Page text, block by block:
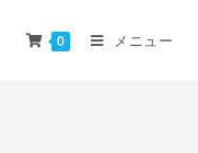
0 メニュー